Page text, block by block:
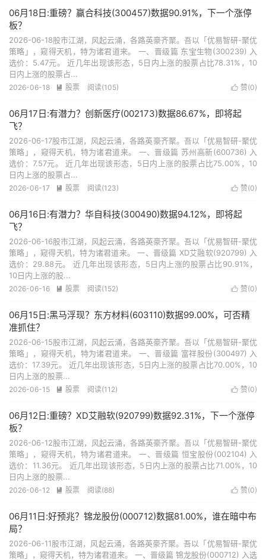
06月18日:重磅？赢合科技(300457)数据90.91%，下一个涨停
板？
2026-06-18股市江湖，风起云涌，各路英豪齐聚。吾以「优易智研-聚优
策略」，窥得天机，特为诸君道来。 一、晋级篇 东宝生物(300239) 入
选价：5.47元。 近几年出现该形态，5日内上涨的股票占比78.31%，10
日内上涨的股票占...
 赞(0)
2026-06-18  股票 阅读(105)
06月17日:有潜力？创新医疗(002173)数据86.67%，即将起
飞？
2026-06-17股市江湖，风起云涌，各路英豪齐聚。吾以「优易智研-聚优
策略」，窥得天机，特为诸君道来。 一、晋级篇 苏州高新(600736) 入
选价：7.57元。 近几年出现该形态，5日内上涨的股票占比75.00%，10
日内上涨的股票占...
 赞(0)
2026-06-17  股票 阅读(123)
06月16日:有潜力？华自科技(300490)数据94.12%，即将起
飞？
2026-06-16股市江湖，风起云涌，各路英豪齐聚。吾以「优易智研-聚优
策略」，窥得天机，特为诸君道来。 一、晋级篇 XD艾融软(920799) 入
选价：29.88元。 近几年出现该形态，5日内上涨的股票占比90.91%，
10日内上涨的股...
 赞(0)
2026-06-16  股票 阅读(152)
06月15日:黑马浮现？东方材料(603110)数据99.00%，可否精
准抓住？
2026-06-15股市江湖，风起云涌，各路英豪齐聚。吾以「优易智研-聚优
策略」，窥得天机，特为诸君道来。 一、晋级篇 富祥股份(300497) 入
选价：17.39元。 近几年出现该形态，5日内上涨的股票占比70.00%，10
日内上涨的股票...
 赞(0)
2026-06-15  股票 阅读(112)
06月12日:重磅？XD艾融软(920799)数据92.31%，下一个涨停
板？
2026-06-12股市江湖，风起云涌，各路英豪齐聚。吾以「优易智研-聚优
策略」，窥得天机，特为诸君道来。 一、晋级篇 恒宝股份(002104) 入
选价：11.36元。 近几年出现该形态，5日内上涨的股票占比71.00%，10
日内上涨的股票...
 赞(0)
2026-06-12  股票 阅读(88)
06月11日:好预兆？锦龙股份(000712)数据81.00%，谁在暗中布
局？
2026-06-11股市江湖，风起云涌，各路英豪齐聚。吾以「优易智研-聚优
策略」，窥得天机，特为诸君道来。 一、晋级篇 锦龙股份(000712) 入选